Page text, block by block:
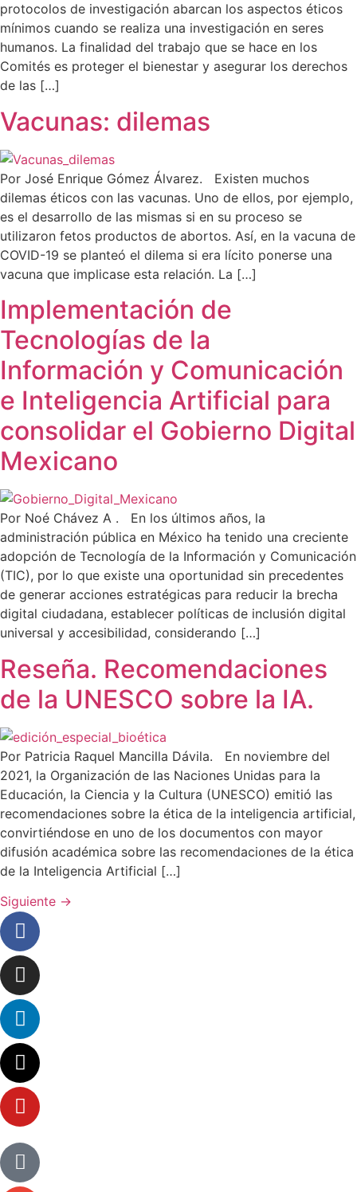
protocolos de investigación abarcan los aspectos éticos
mínimos cuando se realiza una investigación en seres
humanos. La finalidad del trabajo que se hace en los
Comités es proteger el bienestar y asegurar los derechos
de las […]
Vacunas: dilemas
Por José Enrique Gómez Álvarez. Existen muchos
dilemas éticos con las vacunas. Uno de ellos, por ejemplo,
es el desarrollo de las mismas si en su proceso se
utilizaron fetos productos de abortos. Así, en la vacuna de
COVID-19 se planteó el dilema si era lícito ponerse una
vacuna que implicase esta relación. La […]
Implementación de
Tecnologías de la
Información y Comunicación
e Inteligencia Artificial para
consolidar el Gobierno Digital
Mexicano
Por Noé Chávez A . En los últimos años, la
administración pública en México ha tenido una creciente
adopción de Tecnología de la Información y Comunicación
(TIC), por lo que existe una oportunidad sin precedentes
de generar acciones estratégicas para reducir la brecha
digital ciudadana, establecer políticas de inclusión digital
universal y accesibilidad, considerando […]
Reseña. Recomendaciones
de la UNESCO sobre la IA.
Por Patricia Raquel Mancilla Dávila. En noviembre del
2021, la Organización de las Naciones Unidas para la
Educación, la Ciencia y la Cultura (UNESCO) emitió las
recomendaciones sobre la ética de la inteligencia artificial,
convirtiéndose en uno de los documentos con mayor
difusión académica sobre las recomendaciones de la ética
de la Inteligencia Artificial […]
Siguiente →